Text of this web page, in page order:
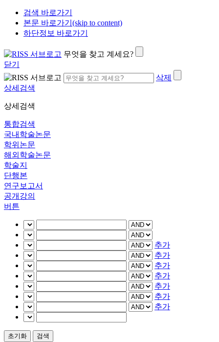
검색 바로가기
본문 바로가기(skip to content)
하단정보 바로가기
무엇을 찾고 계세요?
닫기
삭제
상세검색
상세검색
통합검색
국내학술논문
학위논문
해외학술논문
학술지
단행본
연구보고서
공개강의
버튼
추가
추가
추가
추가
추가
추가
추가